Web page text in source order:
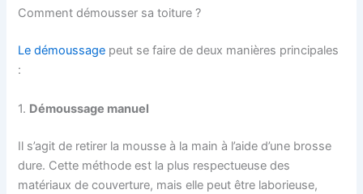
Comment démousser sa toiture ?
Le démoussage peut se faire de deux manières principales
:
1. Démoussage manuel
Il s’agit de retirer la mousse à la main à l’aide d’une brosse
dure. Cette méthode est la plus respectueuse des
matériaux de couverture, mais elle peut être laborieuse,